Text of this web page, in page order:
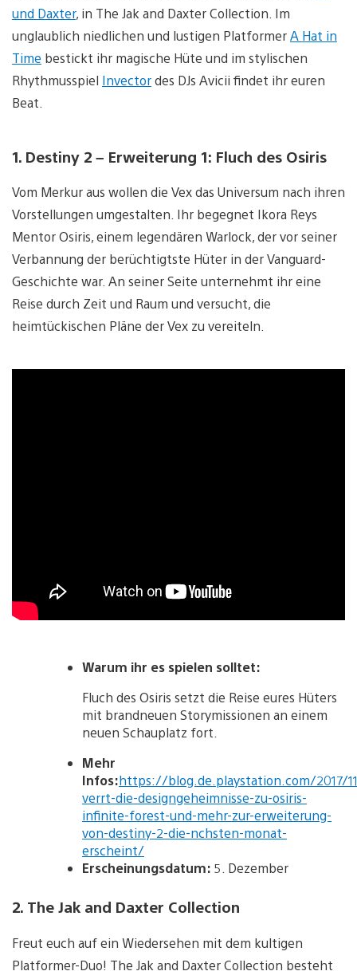
und Daxter, in The Jak and Daxter Collection. Im
unglaublich niedlichen und lustigen PlatformerA Hat in
Time bestickt ihr magische Hüte und im stylischen
Rhythmusspiel Invectordes DJs Avicii findet ihr euren
Beat.
1. Destiny 2 – Erweiterung 1: Fluch des Osiris
Vom Merkur aus wollen die Vex das Universum nach ihren
Vorstellungen umgestalten. Ihr begegnet Ikora Reys
Mentor Osiris, einem legendären Warlock, der vor seiner
Verbannung der berüchtigtste Hüter in der Vanguard-
Geschichte war. An seiner Seite unternehmt ihr eine
Reise durch Zeit und Raum und versucht, die
heimtückischen Pläne der Vex zu vereiteln.
Warum ihr es spielen solltet:
Fluch des Osiris setzt die Reise eures Hüters
mit brandneuen Storymissionen an einem
neuen Schauplatz fort.
Mehr
Infos:https://blog.de.playstation.com/2017/
verrt-die-designgeheimnisse-zu-osiris-
infinite-forest-und-mehr-zur-erweiterung-
von-destiny-2-die-nchsten-monat-
erscheint/
Erscheinungsdatum: 5. Dezember
2. The Jak and Daxter Collection
Freut euch auf ein Wiedersehen mit dem kultigen
Platformer-Duo! The Jak and Daxter Collection besteht